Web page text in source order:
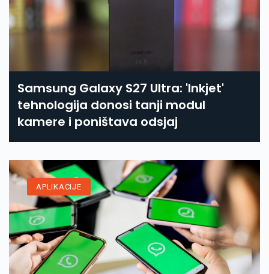
Samsung Galaxy S27 Ultra: 'Inkjet'
tehnologija donosi tanji modul
kamere i poništava odsjaj
APLIKACIJE